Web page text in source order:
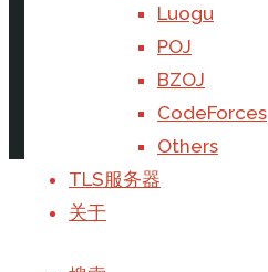
Luogu
POJ
BZOJ
CodeForces
Others
TLS服务器
关于
目录